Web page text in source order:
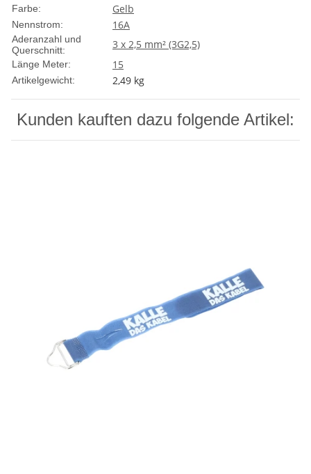
Farbe: Gelb
Nennstrom: 16A
Aderanzahl und
Querschnitt:
3 x 2,5 mm² (3G2,5)
Länge Meter: 15
Artikelgewicht: 2,49 kg
Kunden kauften dazu folgende Artikel: